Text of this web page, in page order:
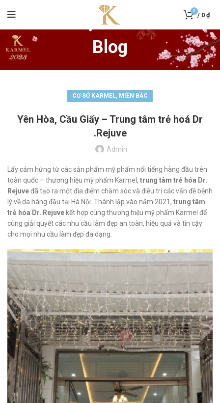
0
/ 0 ₫
Blog
CƠ SỞ KARMEL, MIỀN BẮC
Yên Hòa, Cầu Giấy – Trung tâm trẻ hoá Dr
.Rejuve
Admin
Lấy cảm hứng từ các sản phẩm mỹ phẩm nổi tiếng hàng đầu trên
toàn quốc – thương hiệu mỹ phẩm Karmel, trung tâm trẻ hóa Dr.
Rejuveđã tạo ra một địa điểm chăm sóc và điều trị các vấn đề bệnh
lý về da hàng đầu tại Hà Nội. Thành lập vào năm 2021, trung tâm
trẻ hóa Dr. Rejuve kết hợp cùng thương hiệu mỹ phẩm Karmel để
cùng giải quyết các nhu cầu làm đẹp an toàn, hiệu quả và tin cậy
cho mọi nhu cầu làm đẹp đa dạng.